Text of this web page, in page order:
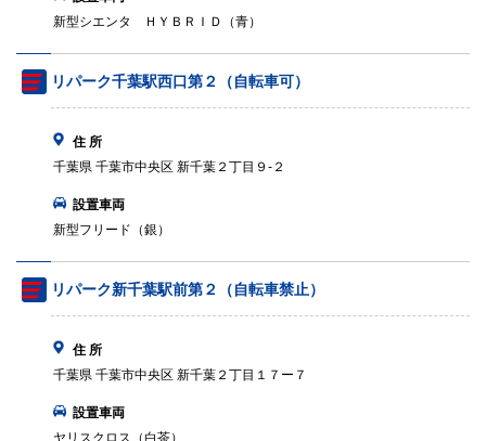
新型シエンタ ＨＹＢＲＩＤ（青）
リパーク千葉駅西口第２（自転車可）
住 所
千葉県 千葉市中央区 新千葉２丁目９‐２
設置車両
新型フリード（銀）
リパーク新千葉駅前第２（自転車禁止）
住 所
千葉県 千葉市中央区 新千葉２丁目１７ー７
設置車両
ヤリスクロス（白茶）